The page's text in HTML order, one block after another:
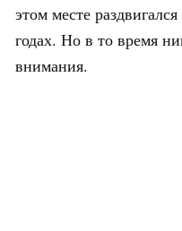
этом месте
годах. Но в то время
внимания.